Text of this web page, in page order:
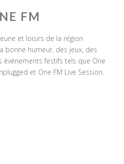
FM
et loisirs de la région
bonne humeur, des jeux, des
festifs tels que One
et One FM Live Session.